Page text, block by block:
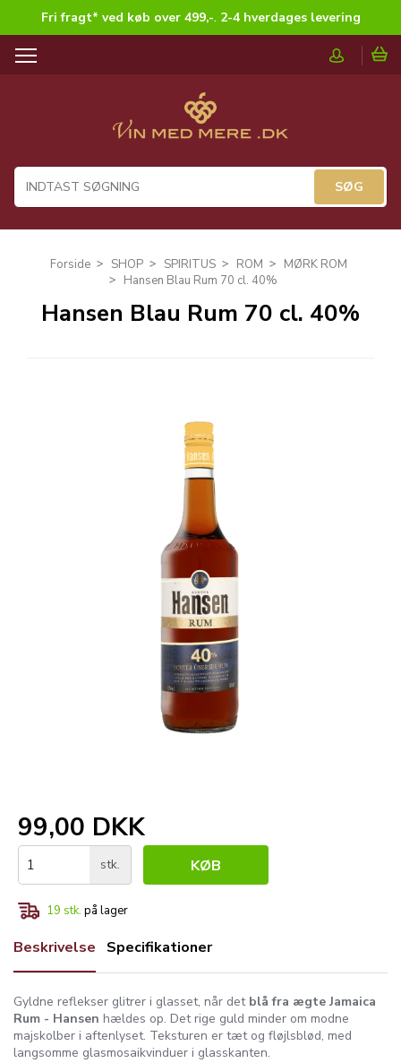
Fri fragt* ved køb over 499,-. 2-4 hverdages levering
T
a
i
Forside SHOP SPIRITUS ROM
MØRK ROM
Hansen Blau Rum 70 cl. 40%
Hansen Blau Rum 70 cl. 40%
99,00 DKK
stk. KØB
19 stk. på lager
Beskrivelse Specifikationer
Gyldne reflekser glitrer i glasset, når det blå fra ægte Jamaica
Rum - Hansen hældes op. Det rige guld minder om modne
majskolber i aftenlyset. Teksturen er tæt og fløjlsblød, med
langsomme glasmosaikvinduer i glasskanten.